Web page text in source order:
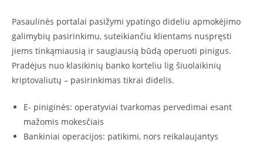
Pasaulinės portalai pasižymi ypatingo dideliu apmokėjimo
galimybių pasirinkimu, suteikiančiu klientams nuspręsti
jiems tinkąmiausią ir saugiausią būdą operuoti pinigus.
Pradėjus nuo klasikinių banko korteliu lig šiuolaikinių
kriptovaliutų – pasirinkimas tikrai didelis.
E- piniginės: operatyviai tvarkomas pervedimai esant
mažomis mokesčiais
Bankiniai operacijos: patikimi, nors reikalaujantys